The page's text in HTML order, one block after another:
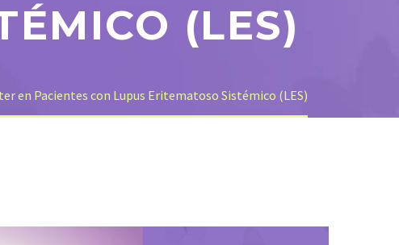
(LES)
en Pacientes con Lupus Eritematoso Sistémico (LES)